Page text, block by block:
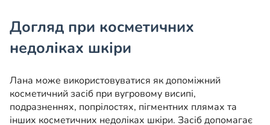
Догляд при косметичних
недоліках шкіри
Лана може використовуватися як допоміжний
косметичний засіб при вугровому висипі,
подразненнях, попрілостях, пігментних плямах та
інших косметичних недоліках шкіри. Засіб допомагає